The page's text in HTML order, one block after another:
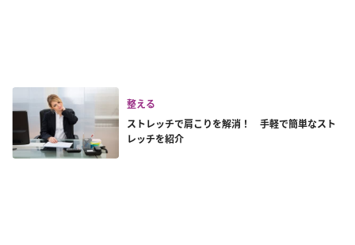
整える
ストレッチで肩こりを解消！ 手軽で簡単なスト
レッチを紹介